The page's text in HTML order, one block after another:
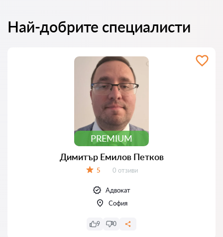
Най-добрите специалисти
PREMIUM
Димитър Емилов Петков
5 Отзиви:
0 отзиви
Адвокат
София
9 0